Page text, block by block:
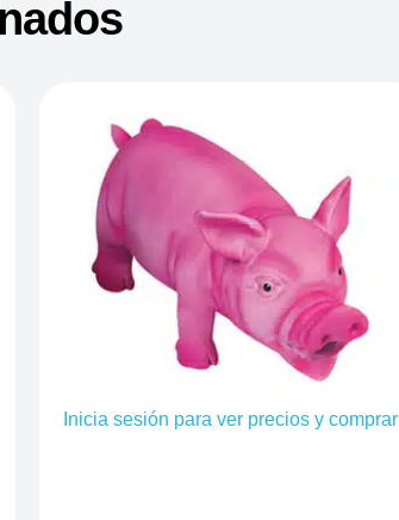
Inicia sesión para ver precios y comprar